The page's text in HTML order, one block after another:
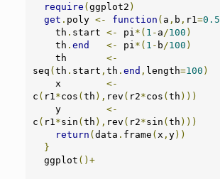
require (ggplot2 )
get . poly <- function ( a , b , r1=0.5
    th
. start <- pi *( 1 - a /100 )
    th
.end <- pi *( 1 - b /100 )
    th
<-
seq (th . start ,th .end , length=100 )
    x
<-
c ( r1 *cos (th ), rev ( r2*cos (th )))
    y
<-
c ( r1 *sin (th ), rev ( r2*sin (th )))
return (data . frame ( x ,y))
}
  ggplot
()+